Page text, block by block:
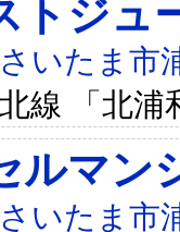
トジュ
いたま市
線 「北浦
ルマン
いたま市